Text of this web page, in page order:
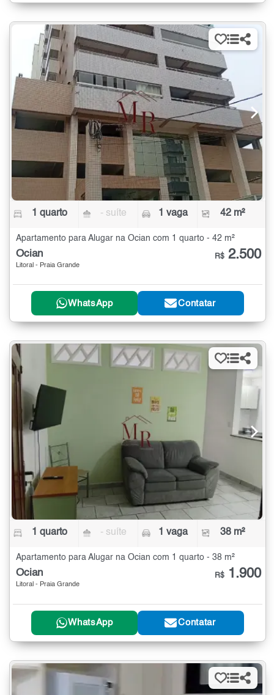
1 quarto - suíte 1 vaga 42 m²
Apartamento para Alugar na Ocian com 1 quarto - 42 m²
Ocian
Litoral - Praia Grande
R$ 2.500
WhatsApp Contatar
1 quarto - suíte 1 vaga 38 m²
Apartamento para Alugar na Ocian com 1 quarto - 38 m²
Ocian
Litoral - Praia Grande
R$ 1.900
WhatsApp Contatar